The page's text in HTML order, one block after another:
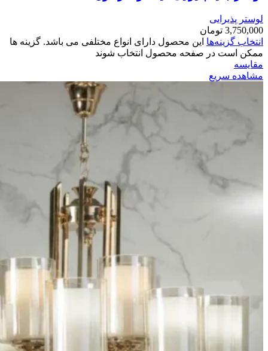
لوستر پذیرایی
3,750,000 تومان
انتخاب گزینه‌ها این محصول دارای انواع مختلفی می باشد. گزینه ها
ممکن است در صفحه محصول انتخاب شوند
مقایسه
مشاهده سریع